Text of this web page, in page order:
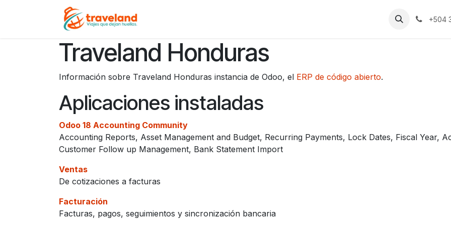
Sobre nosotros Empleos
+504
Traveland Honduras
Información sobre Traveland Honduras instancia de Odoo, el ERP de código abierto.
Aplicaciones instaladas
Odoo 18 Accounting Community
Accounting Reports, Asset Management and Budget, Recurring Payments, Lock Dates, Fiscal Year,
Customer Follow up Management, Bank Statement Import
Ventas
De cotizaciones a facturas
Facturación
Facturas, pagos, seguimientos y sincronización bancaria